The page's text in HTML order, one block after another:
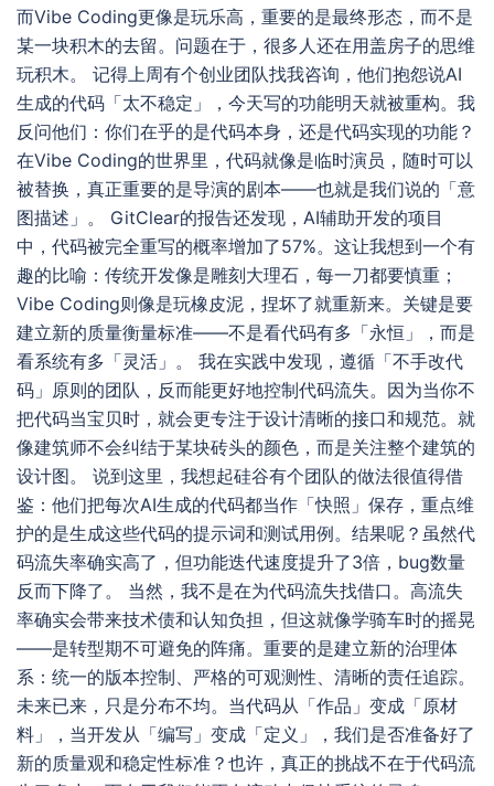
而Vibe Coding更像是玩乐高，重要的是最终形态，而不是
某一块积木的去留。问题在于，很多人还在用盖房子的思维
玩积木。 记得上周有个创业团队找我咨询，他们抱怨说AI
生成的代码「太不稳定」，今天写的功能明天就被重构。我
反问他们：你们在乎的是代码本身，还是代码实现的功能？
在Vibe Coding的世界里，代码就像是临时演员，随时可以
被替换，真正重要的是导演的剧本——也就是我们说的「意
图描述」。 GitClear的报告还发现，AI辅助开发的项目
中，代码被完全重写的概率增加了57%。这让我想到一个有
趣的比喻：传统开发像是雕刻大理石，每一刀都要慎重；
Vibe Coding则像是玩橡皮泥，捏坏了就重新来。关键是要
建立新的质量衡量标准——不是看代码有多「永恒」，而是
看系统有多「灵活」。 我在实践中发现，遵循「不手改代
码」原则的团队，反而能更好地控制代码流失。因为当你不
把代码当宝贝时，就会更专注于设计清晰的接口和规范。就
像建筑师不会纠结于某块砖头的颜色，而是关注整个建筑的
设计图。 说到这里，我想起硅谷有个团队的做法很值得借
鉴：他们把每次AI生成的代码都当作「快照」保存，重点维
护的是生成这些代码的提示词和测试用例。结果呢？虽然代
码流失率确实高了，但功能迭代速度提升了3倍，bug数量
反而下降了。 当然，我不是在为代码流失找借口。高流失
率确实会带来技术债和认知负担，但这就像学骑车时的摇晃
——是转型期不可避免的阵痛。重要的是建立新的治理体
系：统一的版本控制、严格的可观测性、清晰的责任追踪。
未来已来，只是分布不均。当代码从「作品」变成「原材
料」，当开发从「编写」变成「定义」，我们是否准备好了
新的质量观和稳定性标准？也许，真正的挑战不在于代码流